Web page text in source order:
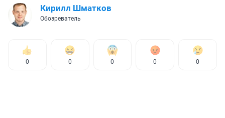
Кирилл Шматков
Обозреватель
0 0 0 0 0